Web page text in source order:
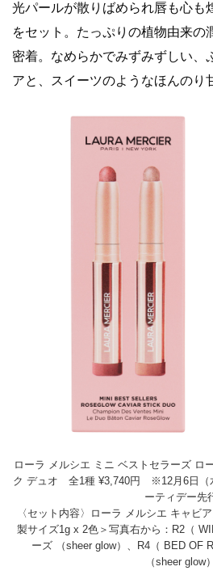
光パールが散りばめられ唇も心も
をセット。たっぷりの植物由来の
密着。なめらかでみずみずしい、
アと、スイーツのようなほんのり
ローラ メルシエ ミニ ベストセラーズ ロ
ク デュオ 全1種 ¥3,740円 ※12月6日（
ーティデー先
〈セット内容〉ローラ メルシエ キャビ
製サイズ1g x 2色＞写真右から：R2（
ーズ （sheer glow）、R4（ BED OF
（sheer glow）